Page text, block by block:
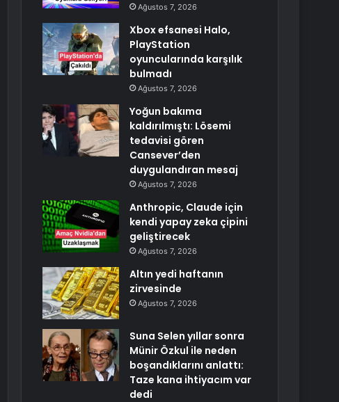
Ağustos 7, 2026
Xbox efsanesi Halo,
PlayStation
oyuncularında karşılık
bulmadı
Ağustos 7, 2026
Yoğun bakıma
kaldırılmıştı: Lösemi
tedavisi gören
Cansever’den
duygulandıran mesaj
Ağustos 7, 2026
Anthropic, Claude için
kendi yapay zeka çipini
geliştirecek
Ağustos 7, 2026
Altın yedi haftanın
zirvesinde
Ağustos 7, 2026
Suna Selen yıllar sonra
Münir Özkul ile neden
boşandıklarını anlattı:
Taze kana ihtiyacım var
dedi